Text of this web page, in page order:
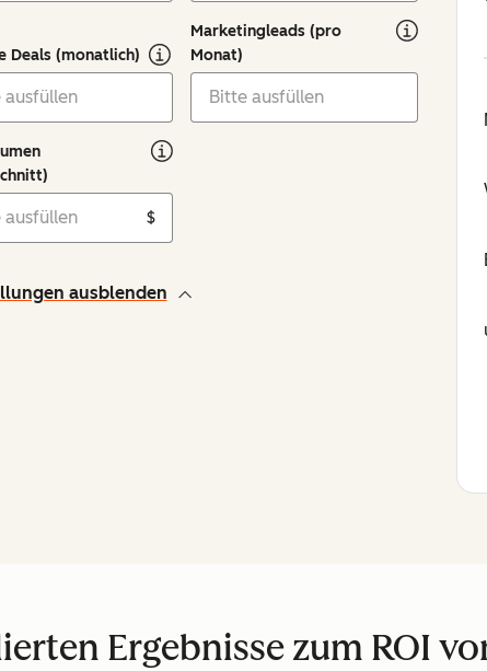
Deals (monatlich)
Marketingleads (pro
Monat)
$
ausblenden
Ergebnisse zum ROI